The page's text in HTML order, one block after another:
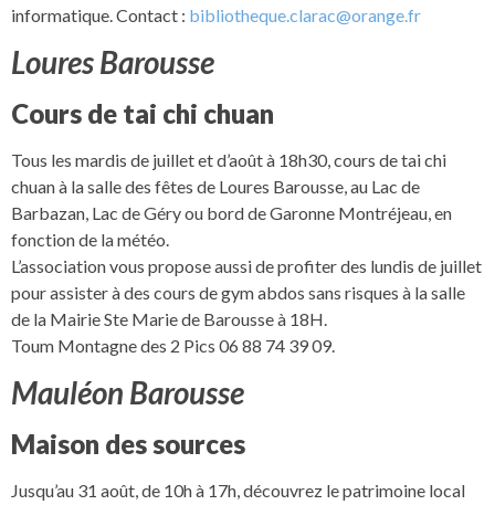
informatique. Contact : bibliotheque.clarac@orange.fr
Loures Barousse
Cours de tai chi chuan
Tous les mardis de juillet et d’août à 18h30, cours de tai chi
chuan à la salle des fêtes de Loures Barousse, au Lac de
Barbazan, Lac de Géry ou bord de Garonne Montréjeau, en
fonction de la météo.
L’association vous propose aussi de profiter des lundis de juillet
pour assister à des cours de gym abdos sans risques à la salle
de la Mairie Ste Marie de Barousse à 18H.
Toum Montagne des 2 Pics 06 88 74 39 09.
Mauléon Barousse
Maison des sources
Jusqu’au 31 août, de 10h à 17h, découvrez le patrimoine local